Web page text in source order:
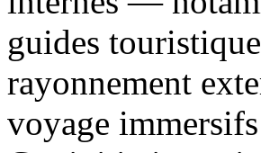
guides
rayonnement
voyage